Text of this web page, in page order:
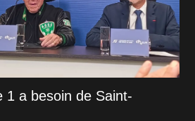
1 a besoin de Saint-